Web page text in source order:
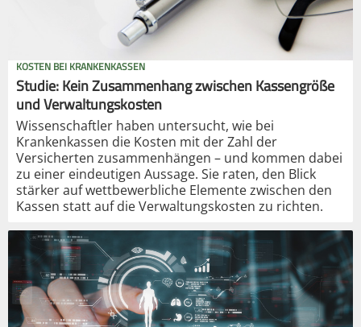
KOSTEN BEI KRANKENKASSEN
Studie: Kein Zusammenhang zwischen Kassengröße
und Verwaltungskosten
Wissenschaftler haben untersucht, wie bei
Krankenkassen die Kosten mit der Zahl der
Versicherten zusammenhängen – und kommen dabei
zu einer eindeutigen Aussage. Sie raten, den Blick
stärker auf wettbewerbliche Elemente zwischen den
Kassen statt auf die Verwaltungskosten zu richten.